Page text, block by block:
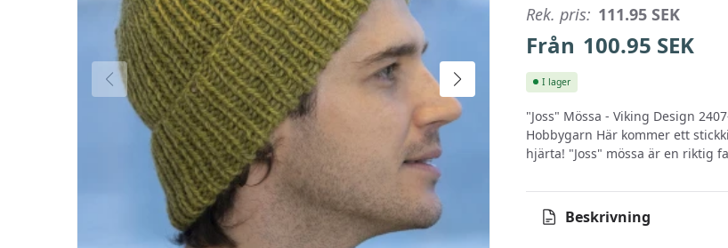
Rek. pris: 111.95SEK
Från 100.95 SEK
I lager
"Joss" Mössa - Viking Design
Hobbygarn Här kommer ett
hjärta! "Joss" mössa är en riktig
Beskrivning